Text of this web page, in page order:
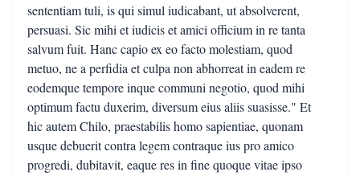
sententiam tuli, is qui simul iudicabant, ut absolverent,
persuasi. Sic mihi et iudicis et amici officium in re tanta
salvum fuit. Hanc capio ex eo facto molestiam, quod
metuo, ne a perfidia et culpa non abhorreat in eadem re
eodemque tempore inque communi negotio, quod mihi
optimum factu duxerim, diversum eius aliis suasisse." Et
hic autem Chilo, praestabilis homo sapientiae, quonam
usque debuerit contra legem contraque ius pro amico
progredi, dubitavit, eaque res in fine quoque vitae ipso